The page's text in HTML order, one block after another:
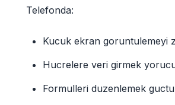
Telefonda:
Kucuk ekran goruntulemeyi
Hucrelere veri girmek
Formulleri duzenlemek